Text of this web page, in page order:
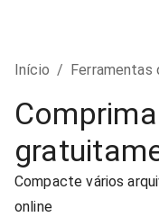
Início / Ferramentas
Compacte vários
online